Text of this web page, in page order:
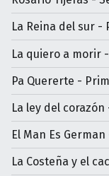
La Reina del sur -
La quiero a morir
Pa Quererte -
La ley del
El Man Es
La Costeña y el